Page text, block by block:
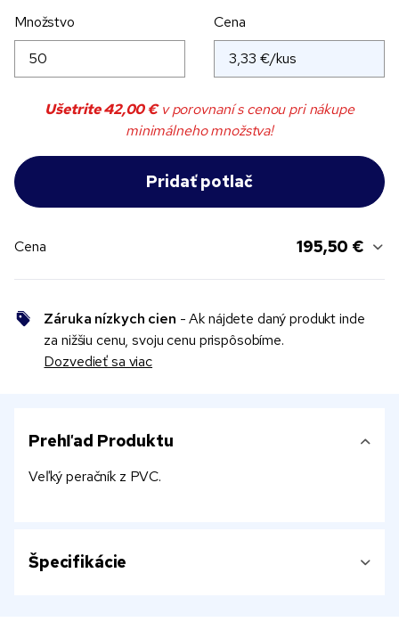
Množstvo Cena
Ušetrite42,00 €v porovnaní s cenou pri nákupe
minimálneho množstva!
Cena 195,50 €
Záruka nízkych cien - Ak nájdete daný produkt inde
za nižšiu cenu, svoju cenu prispôsobíme.
Dozvedieť sa viac
Prehľad Produktu
Veľký peračník z PVC.
Špecifikácie